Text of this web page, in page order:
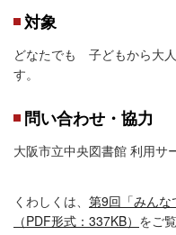
対象
どなたでも 子どもから大
す。
問い合わせ・協力
大阪市立中央図書館 利用サ
くわしくは、 第9回「みんな
（PDF形式：337KB） をご